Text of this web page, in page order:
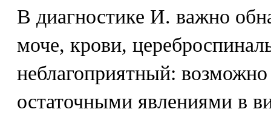
В диагностике И. важно
моче, крови,
неблагоприятный:
остаточными явлениями в